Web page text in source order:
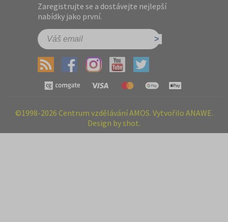
Zaregistrujte se a dostávejte nejlepší
nabídky jako první.
©1998-2026 Centrum vzdělávání AMOS. Vytvořilo ANAWE.
Design by shot.